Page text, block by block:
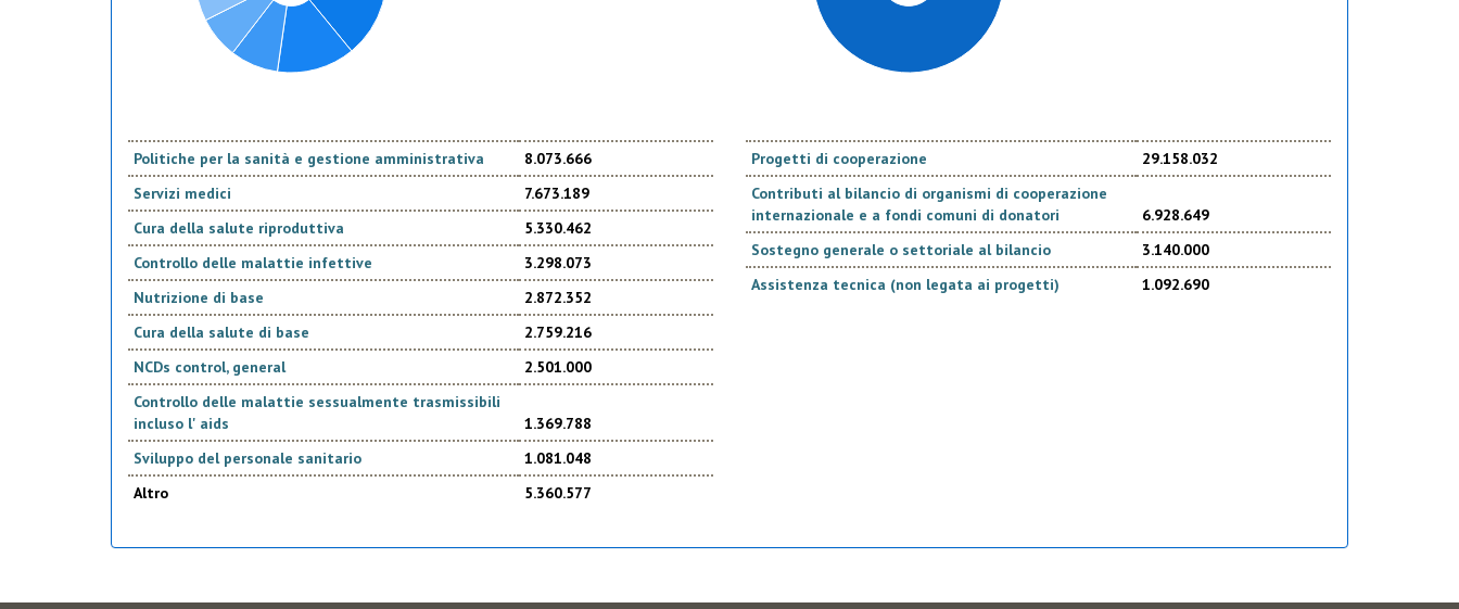
Politiche per la sanità e gestione amministrativa
8.073.666
Servizi medici
7.673.189
Cura della salute riproduttiva
5.330.462
Controllo delle malattie infettive
3.298.073
Nutrizione di base
2.872.352
Cura della salute di base
2.759.216
NCDs control, general
2.501.000
Controllo delle malattie sessualmente trasmissibili
incluso l' aids
1.369.788
Sviluppo del personale sanitario
1.081.048
Altro
5.360.577
Progetti di cooperazione
29.158.032
Contributi al bilancio di organismi di cooperazione
internazionale e a fondi comuni di donatori
6.928.649
Sostegno generale o settoriale al bilancio
3.140.000
Assistenza tecnica (non legata ai progetti)
1.092.690